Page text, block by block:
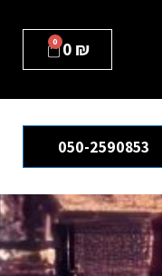
0₪
0
050-2590853